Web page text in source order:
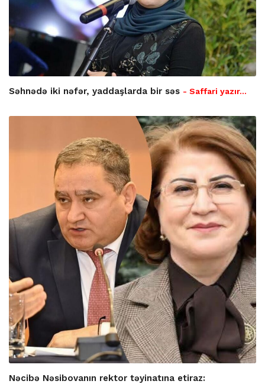
Səhnədə iki nəfər, yaddaşlarda bir səs - Saffari yazır…
Nəcibə Nəsibovanın rektor təyinatına etiraz: